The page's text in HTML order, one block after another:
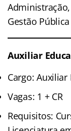
Gestão Pública
Auxiliar
Cargo: Auxiliar
Vagas: 1 + CR
Requisitos: